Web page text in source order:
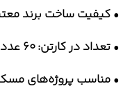
•کیفیت ساخت برند
•تعداد در کارتن: 60 عدد
•مناسب پروژه‌های